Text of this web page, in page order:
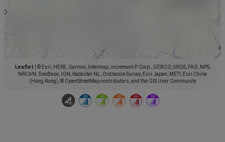
Leaflet
© Esri, HERE, Garmin, Intermap, increment P Corp., GEBCO, USGS, FAO, NPS,
NRCAN, GeoBase, IGN, Kadaster NL, Ordnance Survey, Esri Japan, METI, Esri China
(Hong Kong), © OpenStreetMap contributors, and the GIS User Community